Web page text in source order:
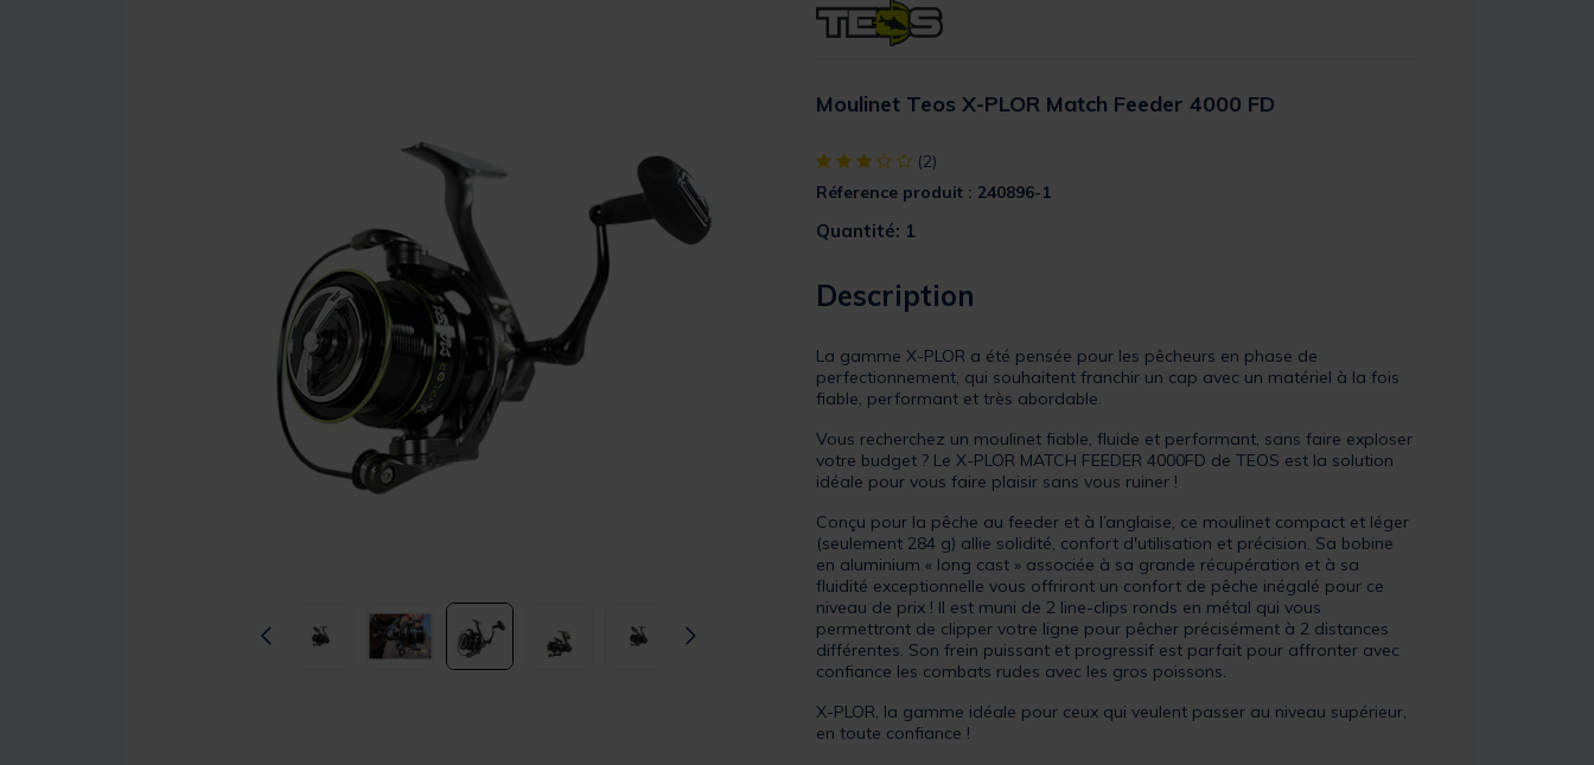
Moulinet Teos X-PLOR Match Feeder 4000 FD
[object Object] out of 5 Customer Rating
(2)
Réference produit : 240896-1
Quantité: 1
Description
La gamme X-PLOR a été pensée pour les pêcheurs en phase de
perfectionnement, qui souhaitent franchir un cap avec un matériel à la fois
fiable, performant et très abordable.
Vous recherchez un moulinet fiable, fluide et performant, sans faire exploser
votre budget ? Le X-PLOR MATCH FEEDER 4000FD de TEOS est la solution
idéale pour vous faire plaisir sans vous ruiner !
Conçu pour la pêche au feeder et à l’anglaise, ce moulinet compact et léger
(seulement 284 g) allie solidité, confort d'utilisation et précision. Sa bobine
en aluminium « long cast » associée à sa grande récupération et à sa
fluidité exceptionnelle vous offriront un confort de pêche inégalé pour ce
niveau de prix ! Il est muni de 2 line-clips ronds en métal qui vous
permettront de clipper votre ligne pour pêcher précisément à 2 distances
différentes. Son frein puissant et progressif est parfait pour affronter avec
confiance les combats rudes avec les gros poissons.
X-PLOR, la gamme idéale pour ceux qui veulent passer au niveau supérieur,
en toute confiance !